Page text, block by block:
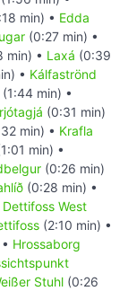
min) • Edda
(0:27 min) •
min) • Laxá (0:39
• Kálfaströnd
(1:44 min) •
(0:31 min)
min) • Krafla
min) •
(0:26 min)
(0:28 min) •
West
(2:10 min) •
Hrossaborg
Stuhl (0:26